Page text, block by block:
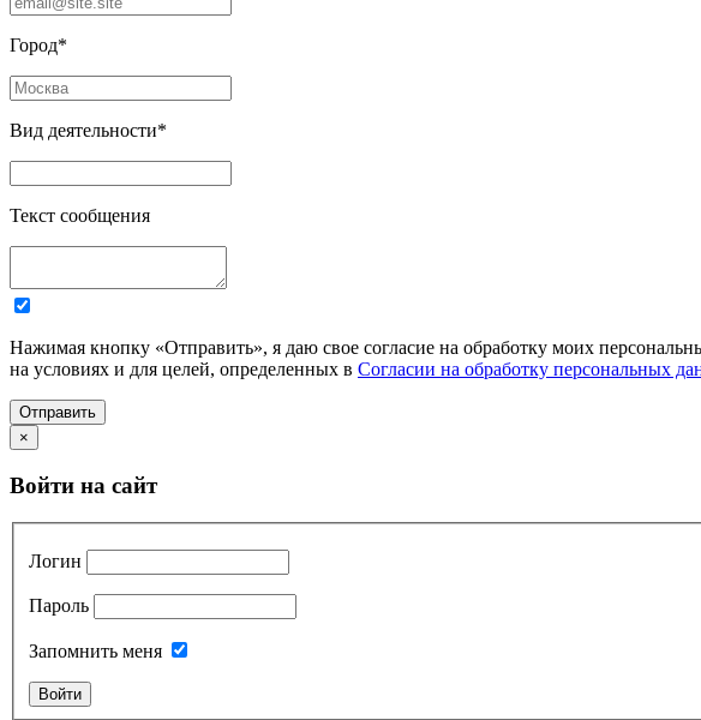
Город*
Вид деятельности*
Текст сообщения
Нажимая кнопку «Отправить», я даю свое согласие на обработку моих
на условиях и для целей, определенных в Согласии на обработку персональных
Отправить
×
Войти на сайт
Логин
Пароль
Запомнить меня
Войти